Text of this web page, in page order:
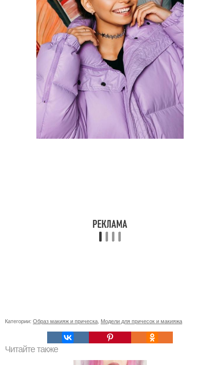
Категории: Образ макияж и прическа Модели для причесок и макияжа
Читайте также